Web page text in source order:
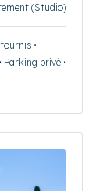
(Studio)
•
privé •